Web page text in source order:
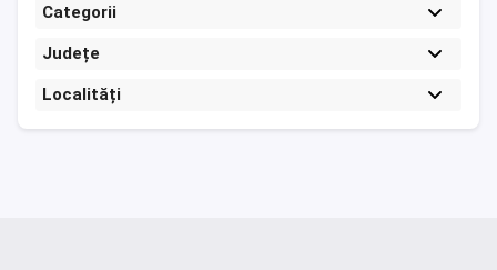
Categorii
Județe
Localități